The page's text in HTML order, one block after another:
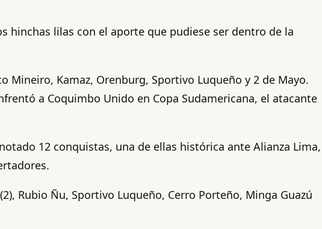
hinchas lilas con el aporte que pudiese ser dentro de la
Mineiro, Kamaz, Orenburg, Sportivo Luqueño y 2 de Mayo.
a Coquimbo Unido en Copa Sudamericana, el atacante
12 conquistas, una de ellas histórica ante Alianza Lima,
Rubio Ñu, Sportivo Luqueño, Cerro Porteño, Minga Guazú